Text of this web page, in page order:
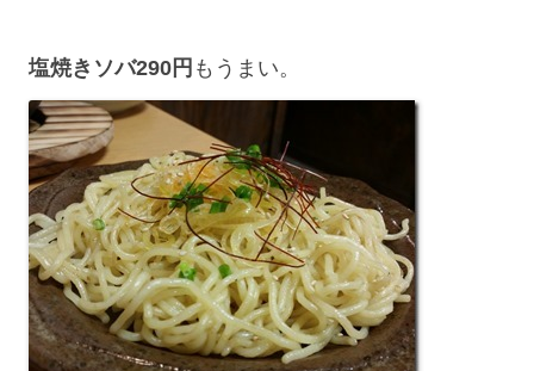
塩焼きソバ290円 もうまい。